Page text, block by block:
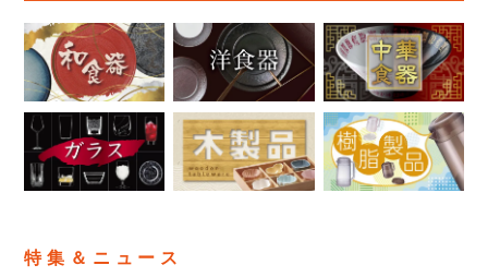
特集＆ニュース